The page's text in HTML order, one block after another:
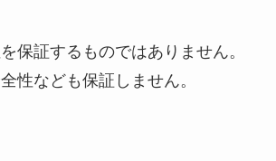
保証するものではありません。
性なども保証しません。